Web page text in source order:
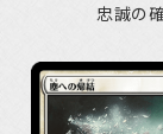
忠誠の